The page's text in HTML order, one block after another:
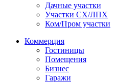
Дачные участки
Участки СХ/ЛПХ
Ком/Пром участки
Коммерция
Гостиницы
Помещения
Бизнес
Гаражи